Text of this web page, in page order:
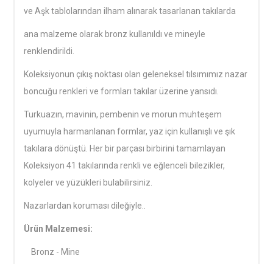
ve Aşk tablolarından ilham alınarak tasarlanan takılarda
ana malzeme olarak bronz kullanıldı ve mineyle
renklendirildi.
Koleksiyonun çıkış noktası olan geleneksel tılsımımız nazar
boncuğu renkleri ve formları takılar üzerine yansıdı.
Turkuazın, mavinin, pembenin ve morun muhteşem
uyumuyla harmanlanan formlar, yaz için kullanışlı ve şık
takılara dönüştü. Her bir parçası birbirini tamamlayan
Koleksiyon 41 takılarında renkli ve eğlenceli bilezikler,
kolyeler ve yüzükleri bulabilirsiniz.
Nazarlardan koruması dileğiyle..
Ürün Malzemesi:
Bronz - Mine